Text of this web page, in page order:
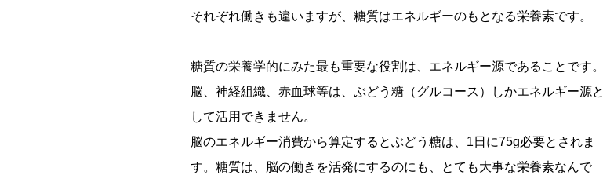
それぞれ働きも違いますが、糖質はエネルギーのもとなる栄養素です。
糖質の栄養学的にみた最も重要な役割は、エネルギー源であることです。
脳、神経組織、赤血球等は、ぶどう糖（グルコース）しかエネルギー源と
して活用できません。
脳のエネルギー消費から算定するとぶどう糖は、1日に75g必要とされま
す。糖質は、脳の働きを活発にするのにも、とても大事な栄養素なんで